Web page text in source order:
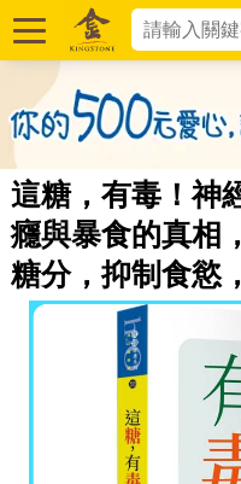
這糖，有毒！神
癮與暴食的真相
糖分，抑制食慾